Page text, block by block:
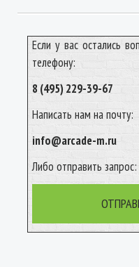
Если у вас остались
телефону:
8 (495) 229-39-67
Написать нам на почту:
info@arcade-m.ru
Либо отправить запрос: